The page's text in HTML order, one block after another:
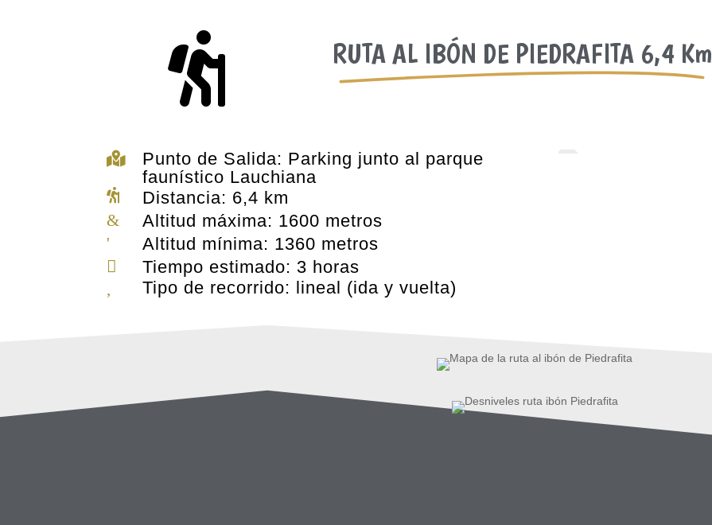
 RUTA AL IBÓN DE PIEDRAFITA 6,4 Km

Punto de Salida: Parking junto al parque
faunístico Lauchiana
 Distancia: 6,4 km
& Altitud máxima: 1600 metros
' Altitud mínima: 1360 metros
 Tiempo estimado: 3 horas
Tipo de recorrido: lineal (ida y vuelta)